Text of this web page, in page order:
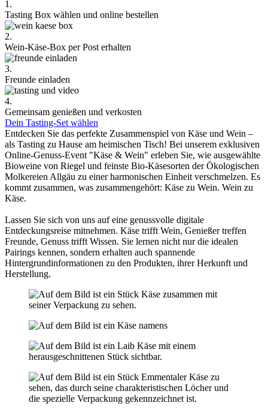
1.
Tasting Box wählen und online bestellen
2.
Wein-Käse-Box per Post erhalten
3.
Freunde einladen
4.
Gemeinsam genießen und verkosten
Dein Tasting-Set wählen
Entdecken Sie das perfekte Zusammenspiel von Käse und Wein –
als Tasting zu Hause am heimischen Tisch! Bei unserem exklusiven
Online-Genuss-Event "Käse & Wein" erleben Sie, wie ausgewählte
Bioweine von Riegel und feinste Bio-Käsesorten der Ökologischen
Molkereien Allgäu zu einer harmonischen Einheit verschmelzen. Es
kommt zusammen, was zusammengehört: Käse zu Wein. Wein zu
Käse.
Lassen Sie sich von uns auf eine genussvolle digitale
Entdeckungsreise mitnehmen. Käse trifft Wein, Genießer treffen
Freunde, Genuss trifft Wissen. Sie lernen nicht nur die idealen
Pairings kennen, sondern erhalten auch spannende
Hintergrundinformationen zu den Produkten, ihrer Herkunft und
Herstellung.